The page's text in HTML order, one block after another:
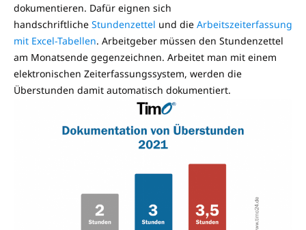
dokumentieren. Dafür eignen sich
handschriftliche Stundenzettel und die Arbeitszeiterfassung
mit Excel-Tabellen. Arbeitgeber müssen den Stundenzettel
am Monatsende gegenzeichnen. Arbeitet man mit einem
elektronischen Zeiterfassungssystem, werden die
Überstunden damit automatisch dokumentiert.